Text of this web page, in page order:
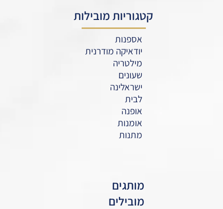
קטגוריות מובילות
אספנות
יודאיקה מודרנית
מילטריה
שעונים
ישראלינה
לבית
אופנה
אומנות
מתנות
מותגים
מובילים